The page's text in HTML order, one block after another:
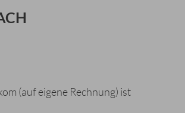
(auf eigene Rechnung) ist